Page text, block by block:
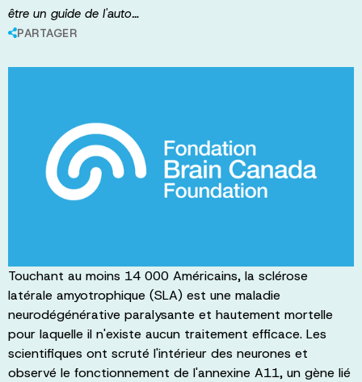
être un guide de l'auto…
PARTAGER
Touchant au moins 14 000 Américains, la sclérose
latérale amyotrophique (SLA) est une maladie
neurodégénérative paralysante et hautement mortelle
pour laquelle il n'existe aucun traitement efficace. Les
scientifiques ont scruté l'intérieur des neurones et
observé le fonctionnement de l'annexine A11, un gène lié